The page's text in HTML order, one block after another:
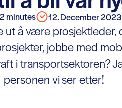
2 minutes 12. December 2023
ut å være prosjektleder,
jobbe med
i transportsektoren?
personen vi ser etter!